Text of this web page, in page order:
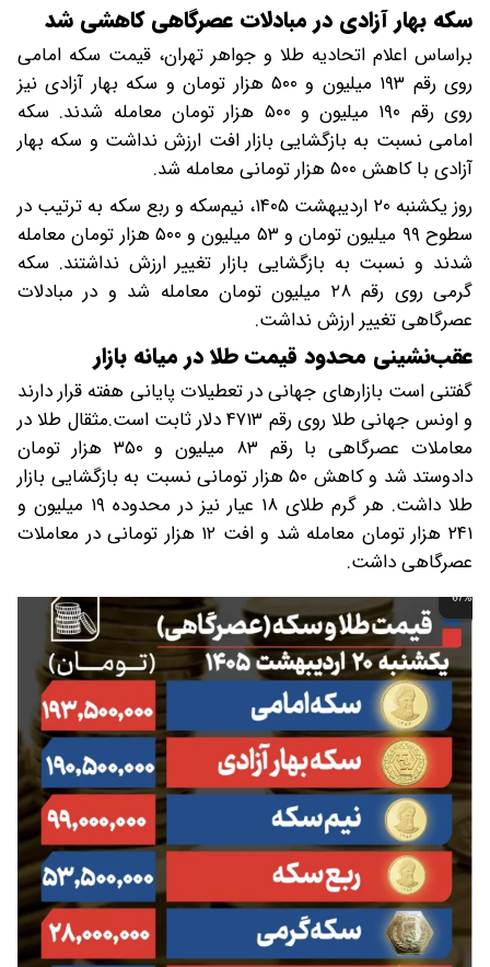
سکه بهار آزادی در مبادلات عصرگاهی کاهشی شد
براساس اعلام اتحادیه طلا و جواهر تهران، قیمت سکه امامی
روی رقم ۱۹۳ میلیون و ۵۰۰ هزار تومان و سکه بهار آزادی نیز
روی رقم ۱۹۰ میلیون و ۵۰۰ هزار تومان معامله شدند. سکه
امامی نسبت به بازگشایی بازار افت ارزش نداشت و سکه بهار
آزادی با کاهش ۵۰۰ هزار تومانی معامله شد.
روز یکشنبه ۲۰ اردیبهشت ۱۴۰۵، نیم‌سکه و ربع سکه به ترتیب در
سطوح ۹۹ میلیون تومان و ۵۳ میلیون و ۵۰۰ هزار تومان معامله
شدند و نسبت به بازگشایی بازار تغییر ارزش نداشتند. سکه
گرمی روی رقم ۲۸ میلیون تومان معامله شد و در مبادلات
عصرگاهی تغییر ارزش نداشت.
عقب‌نشینی محدود قیمت طلا در میانه بازار
گفتنی است بازارهای جهانی در تعطیلات پایانی هفته قرار دارند
و اونس جهانی طلا روی رقم ۴۷۱۳ دلار ثابت است.مثقال طلا در
معاملات عصرگاهی با رقم ۸۳ میلیون و ۳۵۰ هزار تومان
دادوستد شد و کاهش ۵۰ هزار تومانی نسبت به بازگشایی بازار
طلا داشت. هر گرم طلای ۱۸ عیار نیز در محدوده ۱۹ میلیون و
۲۴۱ هزار تومان معامله شد و افت ۱۲ هزار تومانی در معاملات
عصرگاهی داشت.